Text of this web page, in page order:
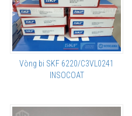
Vòng bi SKF 6220/C3VL0241
INSOCOAT